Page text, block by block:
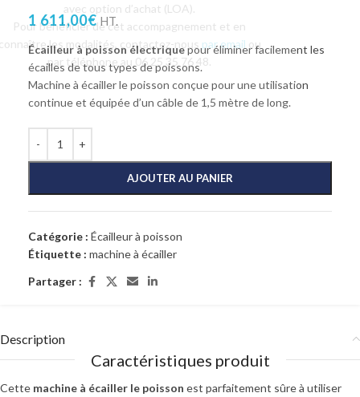
avec option d’achat (LOA).
Pour bénéficier de cet accompagnement et en
connaître les modalités, contactez-nouspar email
ou
par téléphone au 06 25 35 76 48.
1 611,00€ HT.
Écailleur à poisson électriquepour éliminer facilement les
écailles de tous types de poissons.
Machine à écailler le poisson conçue pour une utilisation
continue et équipée d’un câble de 1,5 mètre de long.
AJOUTER AU PANIER
Catégorie : Écailleur à poisson
Étiquette : machine à écailler
Partager :
Description
Caractéristiques produit
Cette machine à écailler le poisson est parfaitement sûre à utiliser